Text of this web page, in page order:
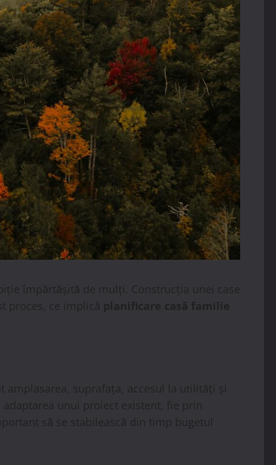
împărtășită de mulți. Construcția unei case
proces, ce implică planificare casă familie
amplasarea, suprafața, accesul la utilități și
unui proiect existent, fie prin
să se stabilească din timp bugetul